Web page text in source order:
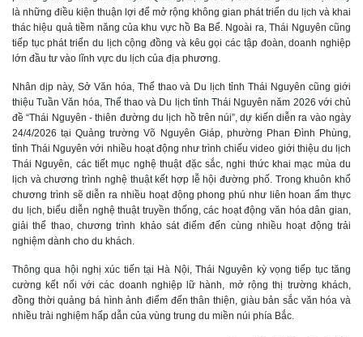
là những điều kiện thuận lợi để mở rộng không gian phát triển du lịch và khai
thác hiệu quả tiềm năng của khu vực hồ Ba Bể. Ngoài ra, Thái Nguyên cũng
tiếp tục phát triển du lịch cộng đồng và kêu gọi các tập đoàn, doanh nghiệp
lớn đầu tư vào lĩnh vực du lịch của địa phương.
Nhân dịp này, Sở Văn hóa, Thể thao và Du lịch tỉnh Thái Nguyên cũng giới
thiệu Tuần Văn hóa, Thể thao và Du lịch tỉnh Thái Nguyên năm 2026 với chủ
đề “Thái Nguyên - thiên đường du lịch hồ trên núi”, dự kiến diễn ra vào ngày
24/4/2026 tại Quảng trường Võ Nguyên Giáp, phường Phan Đình Phùng,
tỉnh Thái Nguyên với nhiều hoạt động như trình chiếu video giới thiệu du lịch
Thái Nguyên, các tiết mục nghệ thuật đặc sắc, nghi thức khai mạc mùa du
lịch và chương trình nghệ thuật kết hợp lễ hội đường phố. Trong khuôn khổ
chương trình sẽ diễn ra nhiều hoạt động phong phú như liên hoan ẩm thực
du lịch, biểu diễn nghệ thuật truyền thống, các hoạt động văn hóa dân gian,
giải thể thao, chương trình khảo sát điểm đến cùng nhiều hoạt động trải
nghiệm dành cho du khách.
Thông qua hội nghị xúc tiến tại Hà Nội, Thái Nguyên kỳ vọng tiếp tục tăng
cường kết nối với các doanh nghiệp lữ hành, mở rộng thị trường khách,
đồng thời quảng bá hình ảnh điểm đến thân thiện, giàu bản sắc văn hóa và
nhiều trải nghiệm hấp dẫn của vùng trung du miền núi phía Bắc.